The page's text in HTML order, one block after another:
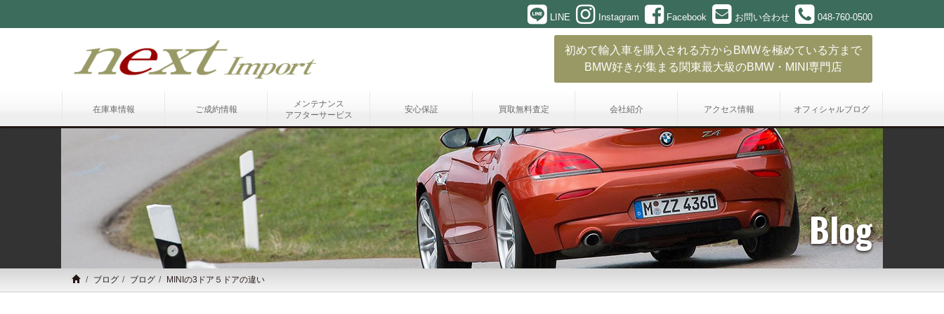
LINE Instagram Facebook お問い合わせ 048-760-0500
初めて輸入車を購入される方からBMWを極めている方まで
BMW好きが集まる関東最大級のBMW・MINI専門店
在庫車情報 ご成約情報
メンテナンス
アフターサービス
安心保証 買取無料査定 会社紹介 アクセス情報 オフィシャルブログ
Blog
ブログ ブログ MINIの3ドア５ドアの違い